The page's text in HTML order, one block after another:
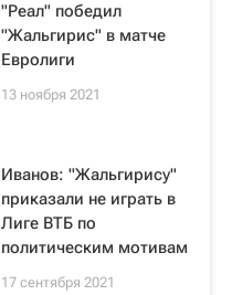
"Реал" победил
"Жальгирис" в матче
Евролиги
13 ноября 2021
Иванов: "Жальгирису"
приказали не играть в
Лиге ВТБ по
политическим мотивам
17 сентября 2021